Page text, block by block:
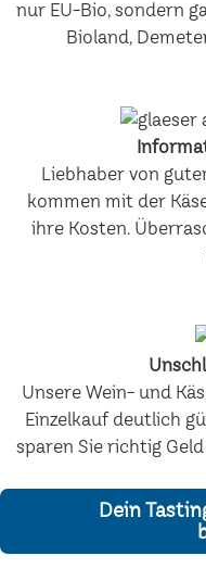
nur EU-Bio, sondern
Bioland,
Liebhaber von
kommen mit der
ihre Kosten.
Unsere Wein- und
Einzelkauf deutlich
sparen Sie richtig
Dein